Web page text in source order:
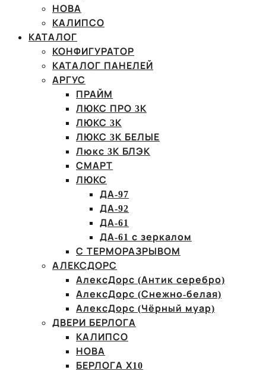
НОВА
КАЛИПСО
КАТАЛОГ
КОНФИГУРАТОР
КАТАЛОГ ПАНЕЛЕЙ
АРГУС
ПРАЙМ
ЛЮКС ПРО 3К
ЛЮКС 3К
ЛЮКС 3К БЕЛЫЕ
Люкс 3К БЛЭК
СМАРТ
ЛЮКС
ДА-97
ДА-92
ДА-61
ДА-61 с зеркалом
С ТЕРМОРАЗРЫВОМ
АЛЕКСДОРС
АлексДорс (Антик серебро)
АлексДорс (Снежно-белая)
АлексДорс (Чёрный муар)
ДВЕРИ БЕРЛОГА
КАЛИПСО
НОВА
БЕРЛОГА Х10